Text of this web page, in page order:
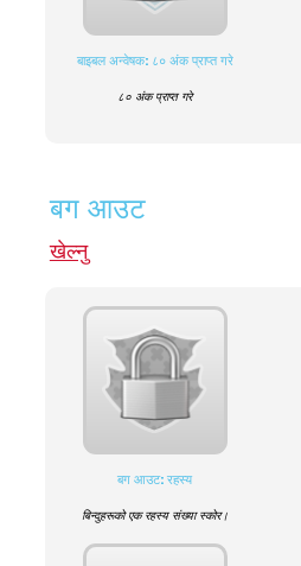
बाइबल अन्वेषक: ८० अंक प्राप्त गरे
८० अंक प्राप्त गरे
बग आउट
खेल्नु
बग आउट: रहस्य
बिन्दुहरूको एक रहस्य संख्या स्कोर।